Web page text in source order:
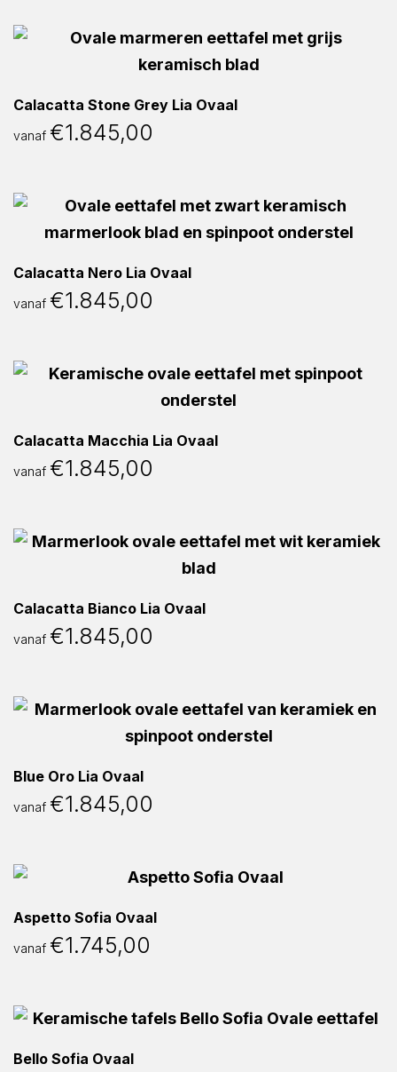
Calacatta Stone Grey Lia Ovaal
vanaf €1.845,00
Calacatta Nero Lia Ovaal
vanaf €1.845,00
Calacatta Macchia Lia Ovaal
vanaf €1.845,00
Calacatta Bianco Lia Ovaal
vanaf €1.845,00
Blue Oro Lia Ovaal
vanaf €1.845,00
Aspetto Sofia Ovaal
vanaf €1.745,00
Bello Sofia Ovaal